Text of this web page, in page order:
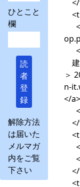
ひとこと
欄
読
者
登
録
解除方法
は届いた
メルマガ
内をご覧
下さい
＞
n-
</